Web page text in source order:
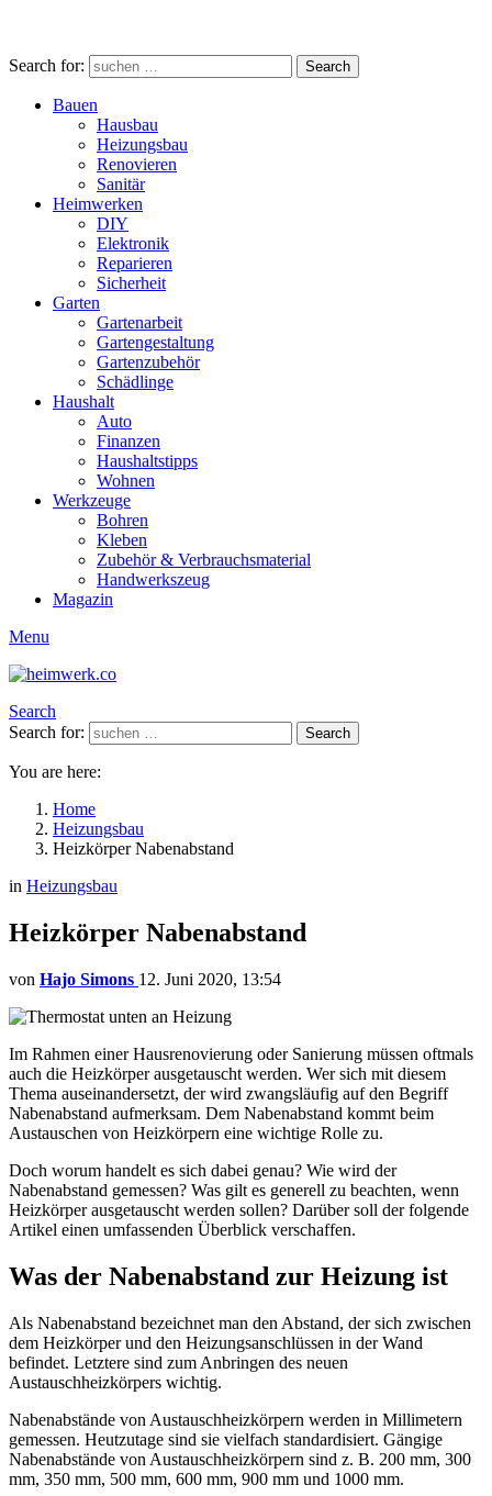
Search for: Search
Bauen
Hausbau
Heizungsbau
Renovieren
Sanitär
Heimwerken
DIY
Elektronik
Reparieren
Sicherheit
Garten
Gartenarbeit
Gartengestaltung
Gartenzubehör
Schädlinge
Haushalt
Auto
Finanzen
Haushaltstipps
Wohnen
Werkzeuge
Bohren
Kleben
Zubehör & Verbrauchsmaterial
Handwerkszeug
Magazin
Menu
Search
Search for:
Search
You are here:
Home
Heizungsbau
Heizkörper Nabenabstand
in Heizungsbau
Heizkörper Nabenabstand
von Hajo Simons 12. Juni 2020, 13:54
Im Rahmen einer Hausrenovierung oder Sanierung müssen oftmals
auch die Heizkörper ausgetauscht werden. Wer sich mit diesem
Thema auseinandersetzt, der wird zwangsläufig auf den Begriff
Nabenabstand aufmerksam. Dem Nabenabstand kommt beim
Austauschen von Heizkörpern eine wichtige Rolle zu.
Doch worum handelt es sich dabei genau? Wie wird der
Nabenabstand gemessen? Was gilt es generell zu beachten, wenn
Heizkörper ausgetauscht werden sollen? Darüber soll der folgende
Artikel einen umfassenden Überblick verschaffen.
Was der Nabenabstand zur Heizung ist
Als Nabenabstand bezeichnet man den Abstand, der sich zwischen
dem Heizkörper und den Heizungsanschlüssen in der Wand
befindet. Letztere sind zum Anbringen des neuen
Austauschheizkörpers wichtig.
Nabenabstände von Austauschheizkörpern werden in Millimetern
gemessen. Heutzutage sind sie vielfach standardisiert. Gängige
Nabenabstände von Austauschheizkörpern sind z. B. 200 mm, 300
mm, 350 mm, 500 mm, 600 mm, 900 mm und 1000 mm.